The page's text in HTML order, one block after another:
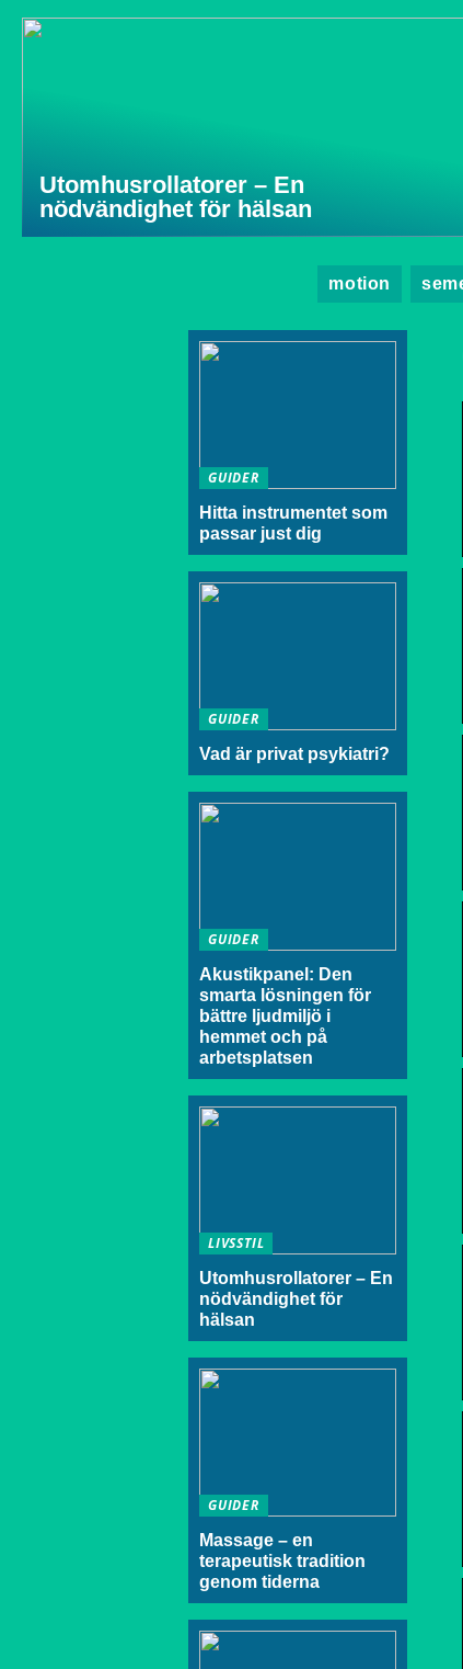
Utomhusrollatorer – En
nödvändighet för hälsan
motion
GUIDER
Hitta instrumentet som
passar just dig
GUIDER
Vad är privat psykiatri?
GUIDER
Akustikpanel: Den
smarta lösningen för
bättre ljudmiljö i
hemmet och på
arbetsplatsen
LIVSSTIL
Utomhusrollatorer – En
nödvändighet för
hälsan
GUIDER
Massage – en
terapeutisk tradition
genom tiderna